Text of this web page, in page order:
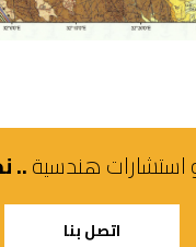
استشارات هندسية..
اتصل بنا